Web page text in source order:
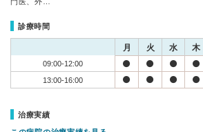
診療時間
月 火 水 木
09:00-12:00
13:00-16:00
治療実績